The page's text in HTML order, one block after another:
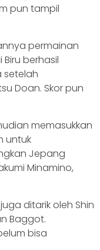
pun tampil
permainan
berhasil
setelah
Doan. Skor pun
memasukkan
untuk
Jepang
Minamino,
ditarik oleh Shin
Baggot.
bisa